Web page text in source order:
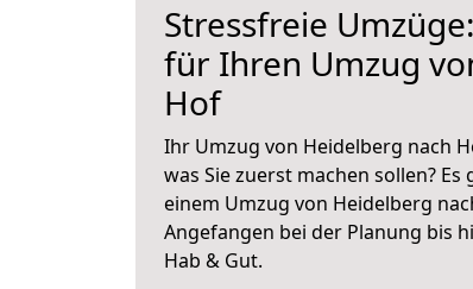
Stressfreie
für Ihren Umzug
Hof
Ihr Umzug von Heidelberg nach
was Sie zuerst machen sollen?
einem Umzug von Heidelberg
Angefangen bei der Planung bis
Hab & Gut.